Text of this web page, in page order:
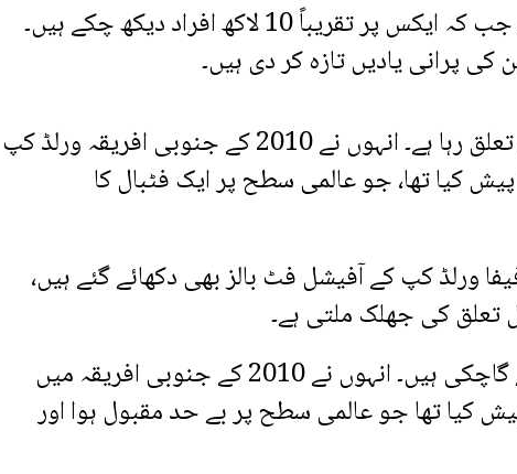
اس ویڈیو کو صرف انسٹاگرام پر 2 کروڑ 70 لاکھ جب کہ ایکس پر تقریباً 10 لاکھ افراد دیکھ چکے ہیں۔
پرانی یادیں تازہ کر دی ہیں۔
شکیرا کا فیفا ورلڈ کپ کے ساتھ طویل اور نمایاں تعلق رہا ہے۔ انہوں نے 2010 کے جنوبی افریقہ ورلڈ کپ
پیش کیا تھا، جو عالمی سطح پر ایک فٹبال کا
میں 2006، 2010 اور 2014 کے فیفا ورلڈ کپ کے آفیشل فٹ بالز بھی دکھائے گئے ہیں،
کی جھلک ملتی ہے۔
شکیرا اس سے قبل بھی ورلڈ کپ کے آفیشل ترانے گاچکی ہیں۔ انہوں نے 2010 کے جنوبی افریقہ میں
پیش کیا تھا جو عالمی سطح پر بے حد مقبول ہوا اور